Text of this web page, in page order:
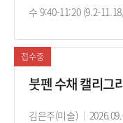
사
의
간
수 9:40-11:20 (9.2-
접수중
붓펜 수채 캘리그
강
김은주(미술)
강